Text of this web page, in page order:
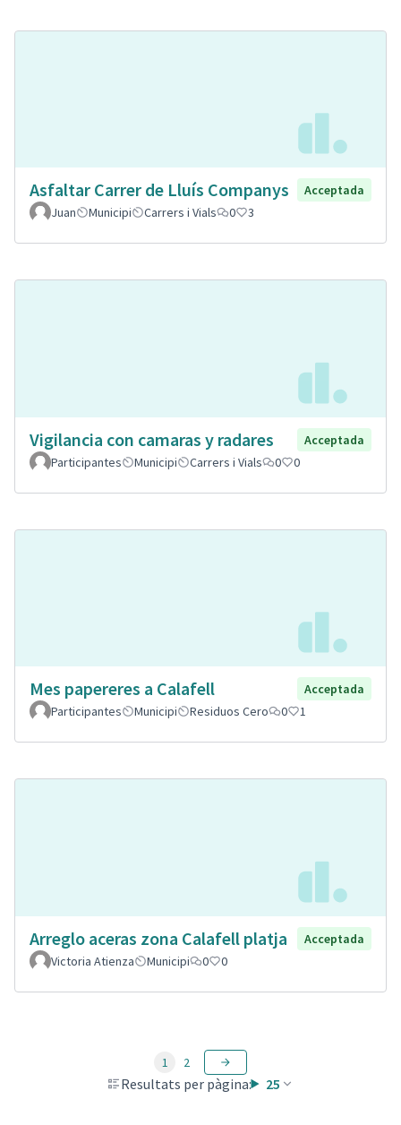
Asfaltar Carrer de Lluís Companys
Acceptada
Juan
Municipi Carrers i Vials 0 3
Vigilancia con camaras y radares
Acceptada
Participantes
Municipi Carrers i Vials 0 0
Mes papereres a Calafell
Acceptada
Participantes
Municipi Residuos Cero 0 1
Arreglo aceras zona Calafell platja
Acceptada
Victoria Atienza
Municipi 0 0
Resultats per pàgina: 25
1 2